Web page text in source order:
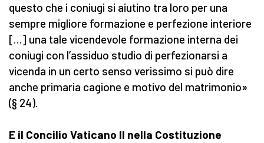
questo che i coniugi si aiutino tra loro per una
sempre migliore formazione e perfezione interiore
[…] una tale vicendevole formazione interna dei
coniugi con l’assiduo studio di perfezionarsi a
vicenda in un certo senso verissimo si può dire
anche primaria cagione e motivo del matrimonio»
(§ 24).
E il Concilio Vaticano II nella Costituzione